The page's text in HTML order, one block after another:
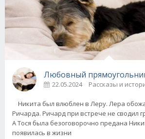
Любовный
22.05.2024 Рассказы и
Никита был влюблен в Леру. Лера
Ричарда. Ричард при встрече не сводил
А Тося была безоговорочно предана
появилась в жизни